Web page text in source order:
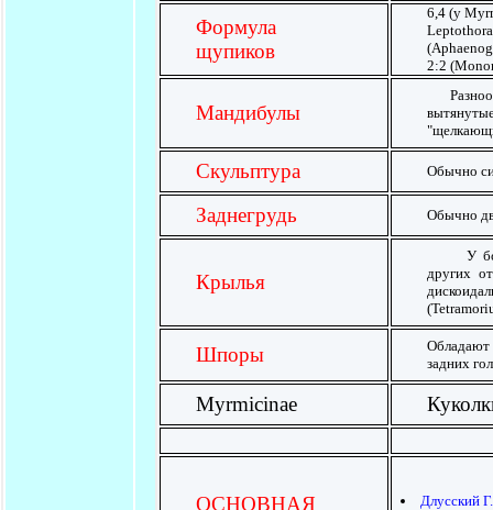
Формула
щупиков
6,4 (у
2:2
Мандибулы
Скульптура Обычно
Заднегрудь Обычно
Крылья
У
других
Шпоры
Обладают
задних
Myrmicinae
ОСНОВНАЯ
Длусский